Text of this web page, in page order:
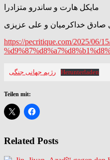
مایکل هارت و ساندرو متزادرا
صادق خداکرمیان و علی عزیزی
https://pecritique.com/2025/06/
رژیم جهانی جنگی Herunterladen
Teilen mit:
Related Posts